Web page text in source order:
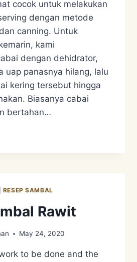
cocok untuk melakukan
dengan metode
canning. Untuk
kami
dengan dehidrator,
uap panasnya hilang, lalu
kering tersebut hingga
Biasanya cabai
bertahan…
RESEP SAMBAL
Rawit
May 24, 2020
to be done and the